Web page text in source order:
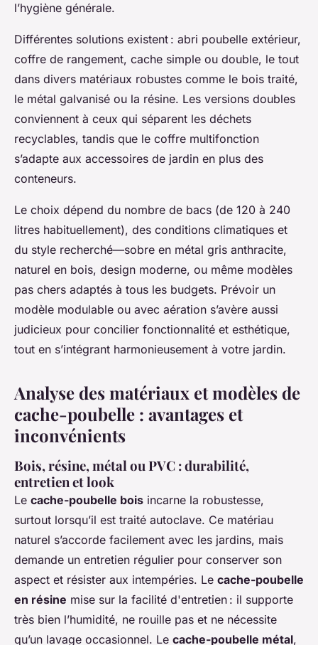
l’hygiène générale.
Différentes solutions existent : abri poubelle extérieur,
coffre de rangement, cache simple ou double, le tout
dans divers matériaux robustes comme le bois traité,
le métal galvanisé ou la résine. Les versions doubles
conviennent à ceux qui séparent les déchets
recyclables, tandis que le coffre multifonction
s’adapte aux accessoires de jardin en plus des
conteneurs.
Le choix dépend du nombre de bacs (de 120 à 240
litres habituellement), des conditions climatiques et
du style recherché—sobre en métal gris anthracite,
naturel en bois, design moderne, ou même modèles
pas chers adaptés à tous les budgets. Prévoir un
modèle modulable ou avec aération s’avère aussi
judicieux pour concilier fonctionnalité et esthétique,
tout en s’intégrant harmonieusement à votre jardin.
Analyse des matériaux et modèles de
cache-poubelle : avantages et
inconvénients
Bois, résine, métal ou PVC : durabilité,
entretien et look
Le cache-poubelle bois incarne la robustesse,
surtout lorsqu’il est traité autoclave. Ce matériau
naturel s’accorde facilement avec les jardins, mais
demande un entretien régulier pour conserver son
aspect et résister aux intempéries. Le cache-poubelle
en résine mise sur la facilité d'entretien : il supporte
très bien l’humidité, ne rouille pas et ne nécessite
qu’un lavage occasionnel. Le cache-poubelle métal,